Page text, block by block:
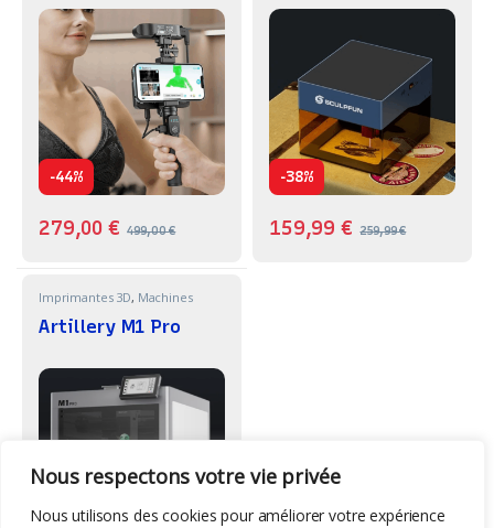
Nous respectons votre vie privée
Nous utilisons des cookies pour améliorer votre expérience
-44%
279,00€ 499,00€
-38%
159,99€ 259,99€
Imprimantes 3D, Machines
Artillery M1 Pro